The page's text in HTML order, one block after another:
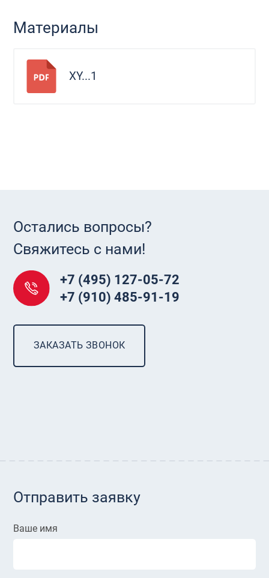
Материалы
XY...1
Остались вопросы?
Свяжитесь с нами!
+7 (495) 127-05-72
+7 (910) 485-91-19
ЗАКАЗАТЬ ЗВОНОК
Отправить заявку
Ваше имя